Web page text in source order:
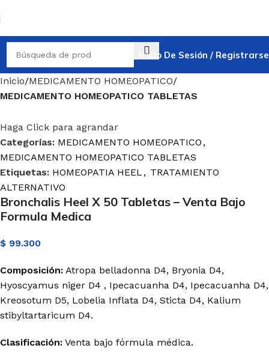
Inicio De Sesión / Registrarse
Inicio MEDICAMENTO HOMEOPATICO
MEDICAMENTO HOMEOPATICO TABLETAS
Haga Click para agrandar
Categorías: MEDICAMENTO HOMEOPATICO ,
MEDICAMENTO HOMEOPATICO TABLETAS
Etiquetas: HOMEOPATIA HEEL , TRATAMIENTO
ALTERNATIVO
Bronchalis Heel X 50 Tabletas – Venta Bajo
Formula Medica
$ 99.300
Composición: Atropa belladonna D4, Bryonia D4,
Hyoscyamus niger D4 , Ipecacuanha D4, Ipecacuanha D4,
Kreosotum D5, Lobelia Inflata D4, Sticta D4, Kalium
stibyltartaricum D4.
Clasificación: Venta bajo fórmula médica.